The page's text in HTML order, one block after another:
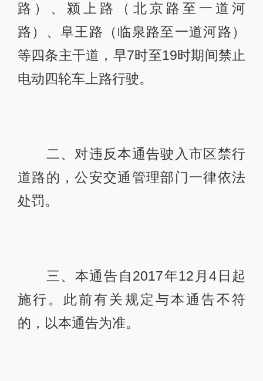
路）、颍上路（北京路至一道河
路）、阜王路（临泉路至一道河路）
等四条主干道，早7时至19时期间禁止
电动四轮车上路行驶。
二、对违反本通告驶入市区禁行
道路的，公安交通管理部门一律依法
处罚。
三、本通告自2017年12月4日起
施行。此前有关规定与本通告不符
的，以本通告为准。